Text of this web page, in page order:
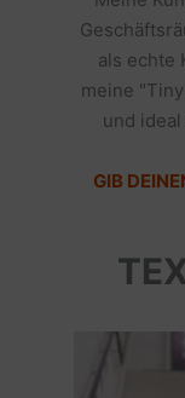
als echte
meine
und
GIB